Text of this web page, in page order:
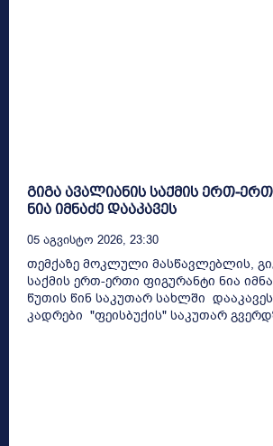
გიგა ავალიანის საქმის ერთ-
ნია იმნაძე დააკავეს
05 Აგვისტო 2026, 23:30
თემქაზე მოკლული მასწავლებლის,
საქმის ერთ-ერთი ფიგურანტი ნია
წუთის წინ საკუთარ სახლში
კადრები "ფეისბუქის" საკუთარ